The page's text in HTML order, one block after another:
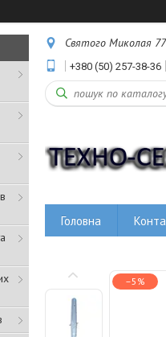
Святого Миколая
+380 (50) 257-38-36
Головна
–5%